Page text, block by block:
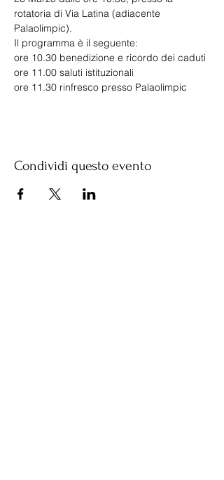
rotatoria di Via Latina (adiacente
Palaolimpic).
Il programma è il seguente:
ore 10.30 benedizione e ricordo dei caduti
ore 11.00 saluti istituzionali
ore 11.30 rinfresco presso Palaolimpic
Condividi questo evento